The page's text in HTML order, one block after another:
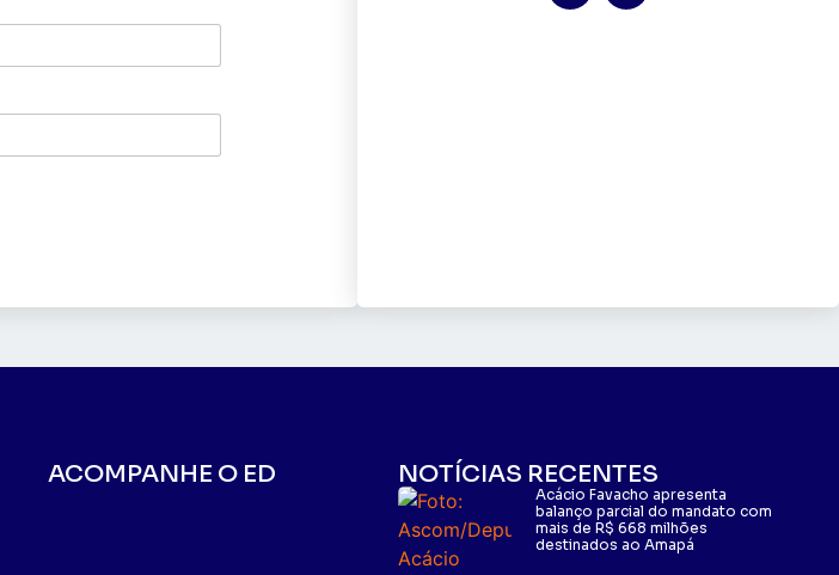
ACOMPANHE O ED NOTÍCIAS RECENTES
Acácio Favacho apresenta
balanço parcial do mandato com
mais de R$ 668 milhões
destinados ao Amapá